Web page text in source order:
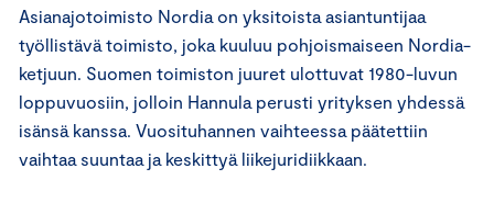
Asianajotoimisto Nordia on yksitoista asiantuntijaa
työllistävä toimisto, joka kuuluu pohjoismaiseen Nordia-
ketjuun. Suomen toimiston juuret ulottuvat 1980-luvun
loppuvuosiin, jolloin Hannula perusti yrityksen yhdessä
isänsä kanssa. Vuosituhannen vaihteessa päätettiin
vaihtaa suuntaa ja keskittyä liikejuridiikkaan.